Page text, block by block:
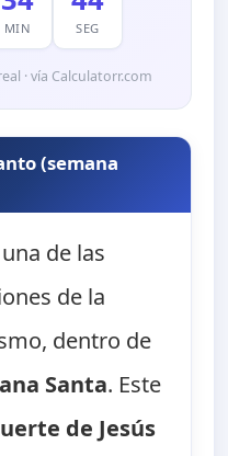
MIN SEG
· vía Calculatorr.com
(semana
de las
de la
dentro de
Santa. Este
de Jesús